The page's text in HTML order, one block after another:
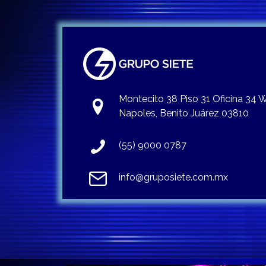
Montecito 38 Piso 31 Oficina 34
Napoles, Benito Juárez 03810
(55) 9000 0787
info@gruposiete.com.mx